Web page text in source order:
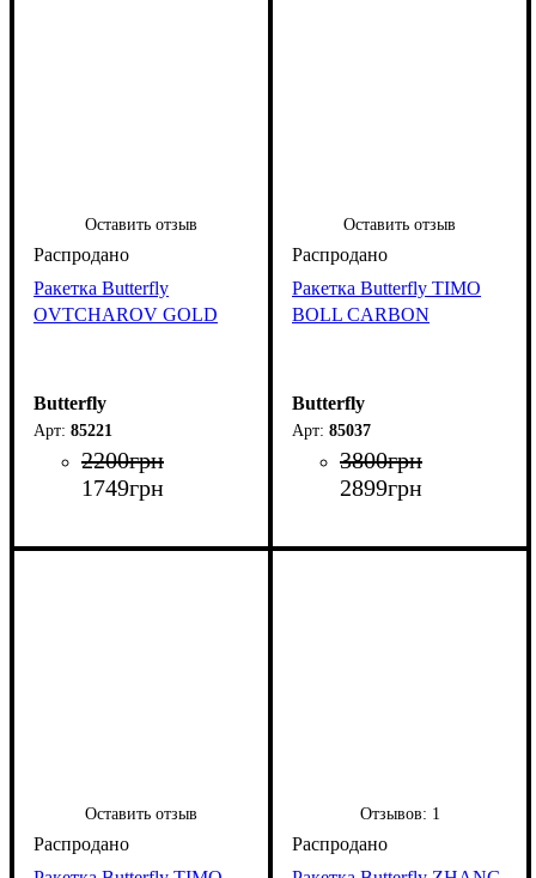
Оставить отзыв
Ракетка Butterfly
OVTCHAROV GOLD
Butterfly
85221
2200грн
1749грн
Оставить отзыв
Ракетка Butterfly TIMO
BOLL CARBON
Butterfly
85037
3800грн
2899грн
Оставить отзыв Отзывов: 1